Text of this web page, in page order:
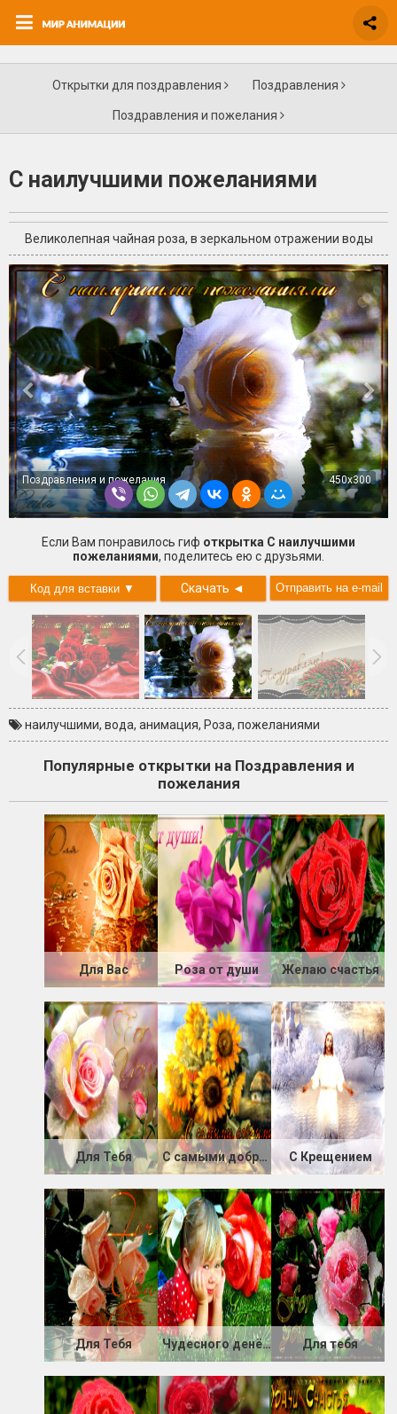
Открытки для поздравления Поздравления
Поздравления и пожелания
С наилучшими пожеланиями
Великолепная чайная роза, в зеркальном отражении воды
+6
Поздравления и пожелания 450x300
Если Вам понравилось гиф открытка С наилучшими
пожеланиями, поделитесь ею с друзьями.
Скачать ◄
наилучшими, вода, анимация, Роза, пожеланиями
Популярные открытки на Поздравления и
пожелания
Для Вас Роза от души Желаю счастья
Для Тебя С самыми добрыми пожеланиями С Крещением
Для Тебя Чудесного денёчка Для тебя